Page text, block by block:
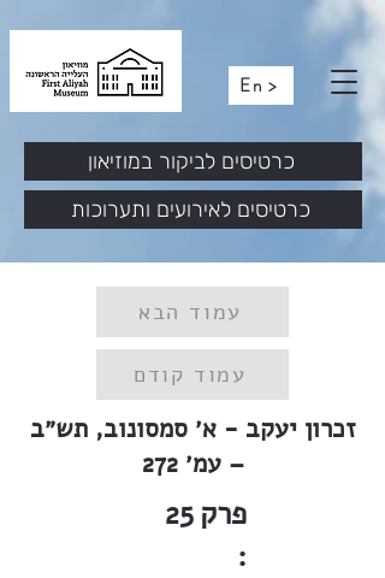
En >
כרטיסים לאירועים ותערוכות
כרטיסים לביקור במוזיאון
עמוד הבא
עמוד קודם
זכרון יעקב - א׳ סמסונוב, תש״ב
– עמ׳ 272
25 פרק
: